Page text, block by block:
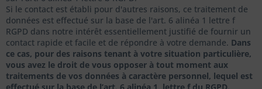
Si le contact est établi pour d'autres raisons, ce traitement de
données est effectué sur la base de l'art. 6 alinéa 1 lettre f
RGPD dans notre intérêt essentiellement justifié de fournir un
contact rapide et facile et de répondre à votre demande. Dans
ce cas, pour des raisons tenant à votre situation particulière,
vous avez le droit de vous opposer à tout moment aux
traitements de vos données à caractère personnel, lequel est